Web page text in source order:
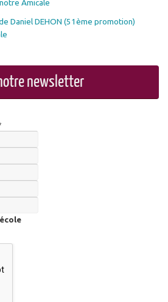
Amicale
Daniel DEHON (51ème promotion)
newsletter